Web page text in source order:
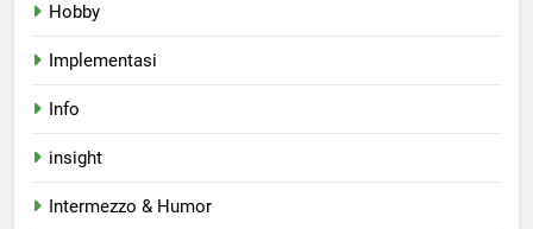
Hobby
Implementasi
Info
insight
Intermezzo & Humor